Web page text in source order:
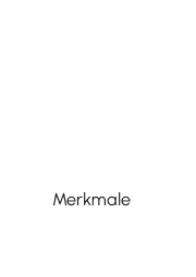
Merkmale